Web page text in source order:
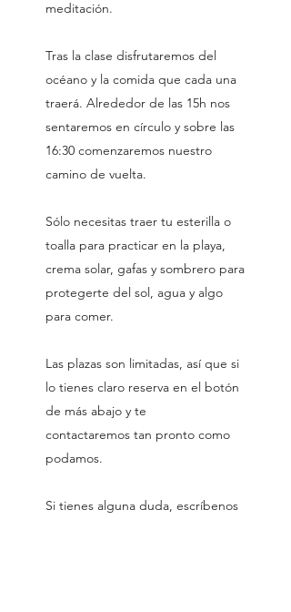
meditación.
Tras la clase disfrutaremos del
océano y la comida que cada una
traerá. Alrededor de las 15h nos
sentaremos en círculo y sobre las
16:30 comenzaremos nuestro
camino de vuelta.
Sólo necesitas traer tu esterilla o
toalla para practicar en la playa,
crema solar, gafas y sombrero para
protegerte del sol, agua y algo
para comer.
Las plazas son limitadas, así que si
lo tienes claro reserva en el botón
de más abajo y te
contactaremos tan pronto como
podamos.
Si tienes alguna duda, escríbenos